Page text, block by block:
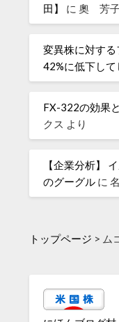
田】
に奧 芳
変異株に対す
42%に低下して
FX-322の効果
クス より
【企業分析】
のグーグル に
トップページ > ム